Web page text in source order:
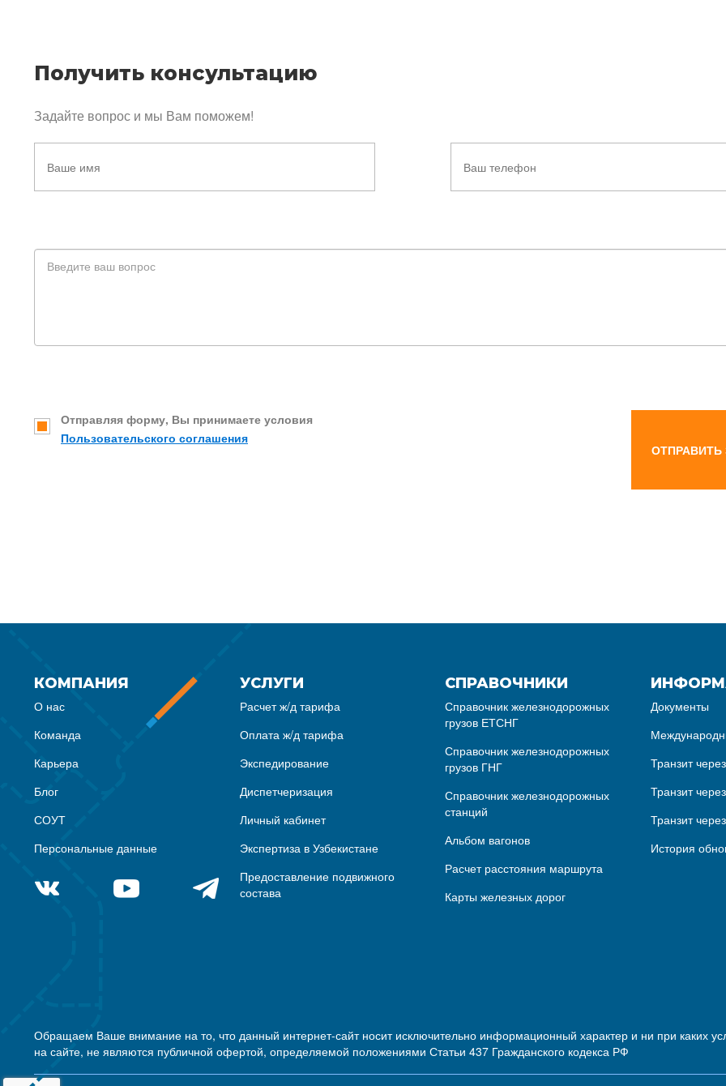
Получить консультацию
Задайте вопрос и мы Вам поможем!
Отправляя форму, Вы принимаете условия
Пользовательского соглашения
ОТПРАВИТЬ
КОМПАНИЯ
О нас
Команда
Карьера
Блог
СОУТ
Персональные данные
УСЛУГИ
Расчет ж/д тарифа
Оплата ж/д тарифа
Экспедирование
Диспетчеризация
Личный кабинет
Экспертиза в Узбекистане
Предоставление подвижного
состава
СПРАВОЧНИКИ
Справочник железнодорожных
грузов ЕТСНГ
Справочник железнодорожных
грузов ГНГ
Справочник железнодорожных
станций
Альбом вагонов
Расчет расстояния маршрута
Карты железных дорог
Документы
Транзит
Транзит
Транзит
История
Обращаем Ваше внимание на то, что данный интернет-сайт носит исключительно информационный характер и ни при
на сайте, не являются публичной офертой, определяемой положениями Статьи 437 Гражданского кодекса РФ